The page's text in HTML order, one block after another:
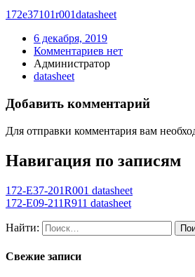
172e37101r001datasheet
6 декабря, 2019
Комментариев нет
Администратор
datasheet
Добавить комментарий
Для отправки комментария вам
Навигация по записям
172-E37-201R001 datasheet
172-E09-211R911 datasheet
Найти:
Свежие записи